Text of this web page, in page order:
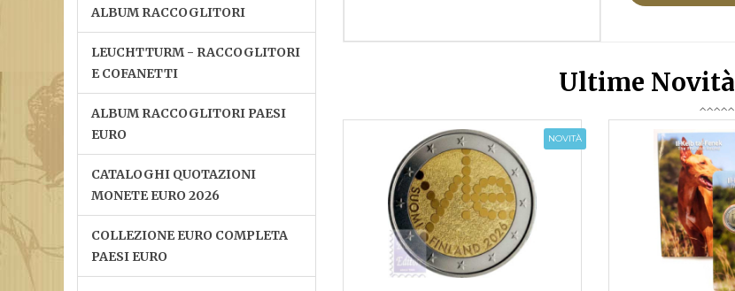
ALBUM RACCOGLITORI
LEUCHTTURM - RACCOGLITORI
E COFANETTI
ALBUM RACCOGLITORI PAESI
EURO
CATALOGHI QUOTAZIONI
MONETE EURO 2026
COLLEZIONE EURO COMPLETA
PAESI EURO
Ultime Novità
NOVITÀ